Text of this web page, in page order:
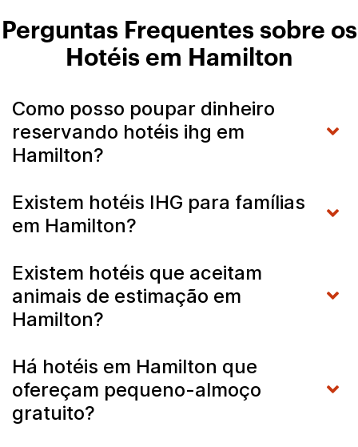
Perguntas Frequentes sobre os
Hotéis em Hamilton
Como posso poupar dinheiro
reservando hotéis ihg em
Hamilton?
Existem hotéis IHG para famílias
em Hamilton?
Existem hotéis que aceitam
animais de estimação em
Hamilton?
Há hotéis em Hamilton que
ofereçam pequeno-almoço
gratuito?